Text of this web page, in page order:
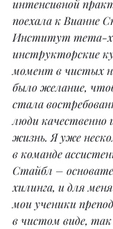
интенсивной
поехала к Вианне
Институт тета-
инструкторские
момент в чистых
было желание,
стала
люди качественно
жизнь. Я уже
в команде
Стайбл –
хилинга, и для
мои ученики
в чистом виде,